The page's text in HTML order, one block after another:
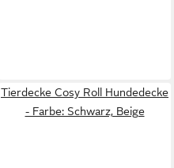
Tierdecke Cosy Roll Hundedecke
- Farbe: Schwarz, Beige